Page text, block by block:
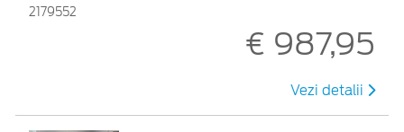
2179552
€ 987,95
Vezi detalii